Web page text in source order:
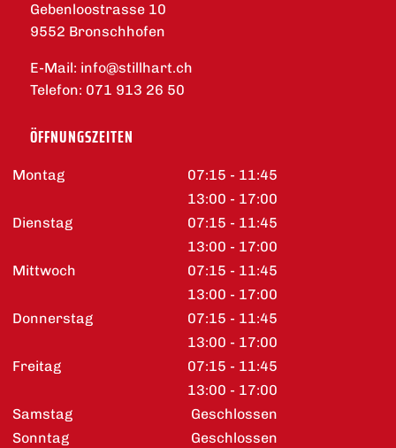
Gebenloostrasse 10
9552 Bronschhofen
E-Mail: info@stillhart.ch
Telefon: 071 913 26 50
ÖFFNUNGSZEITEN
Montag
07:15 - 11:45
13:00 - 17:00
Dienstag
07:15 - 11:45
13:00 - 17:00
Mittwoch
07:15 - 11:45
13:00 - 17:00
Donnerstag
07:15 - 11:45
13:00 - 17:00
Freitag
07:15 - 11:45
13:00 - 17:00
Samstag
Geschlossen
Sonntag
Geschlossen